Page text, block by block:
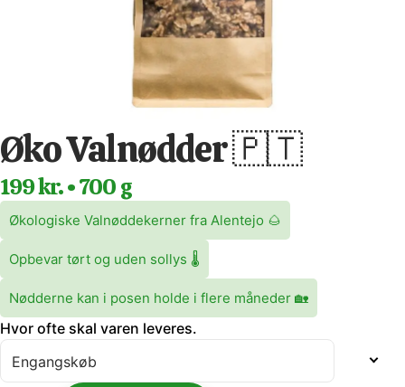
Øko Valnødder 🇵🇹
199 kr. • 700 g
Økologiske Valnøddekerner fra Alentejo 🌰
Opbevar tørt og uden sollys 🌡️
Nødderne kan i posen holde i flere måneder 🏡
Hvor ofte skal varen leveres.